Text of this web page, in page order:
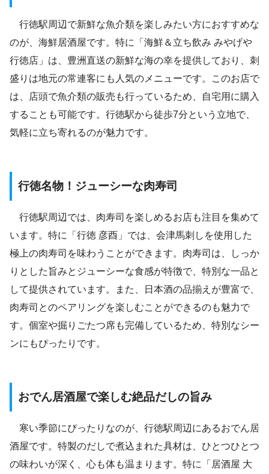
行徳駅周辺で新鮮な魚介類を楽しみたい方におすすめな
のが、海鮮居酒屋です。特に「海鮮＆立ち飲み みやげや
行徳店」は、豊洲直送の新鮮な海の幸を提供しており、刺
盛りは地元の常連客にも人気のメニューです。このお店で
は、店頭で魚介類の販売も行っているため、自宅用に購入
することも可能です。行徳駅から徒歩7分という立地で、
気軽に立ち寄れるのが魅力です。
行徳名物！ジューシーな肉寿司
行徳駅周辺では、肉寿司を楽しめるお店も注目を集めて
います。特に「行徳 彦酉」では、会津馬刺しを使用した
極上の肉寿司を味わうことができます。肉寿司は、しっか
りとした旨みとジューシーな食感が特徴で、特別な一品と
して提供されています。また、日本酒の品揃えが豊富で、
肉寿司とのペアリングを楽しむことができるのも魅力で
す。個室や掘りごたつ席も完備しているため、特別なシー
ンにもぴったりです。
おでん居酒屋で楽しむ絶品だしの旨み
寒い季節にぴったりなのが、行徳駅周辺にあるおでん居
酒屋です。特製のだしで煮込まれた具材は、ひとつひとつ
の味わいが深く、心も体も温まります。特に「居酒屋 大